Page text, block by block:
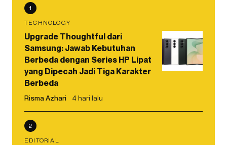
1
TECHNOLOGY
Upgrade Thoughtful dari
Samsung: Jawab Kebutuhan
Berbeda dengan Series HP Lipat
yang Dipecah Jadi Tiga Karakter
Berbeda
Risma Azhari 4 hari lalu
2
EDITORIAL